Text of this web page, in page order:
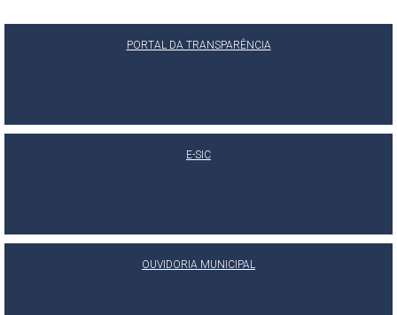
PORTAL DA TRANSPARÊNCIA
E-SIC
OUVIDORIA MUNICIPAL